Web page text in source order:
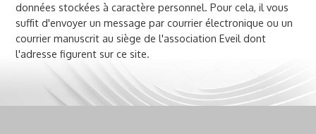
données stockées à caractère personnel. Pour cela, il vous
suffit d'envoyer un message par courrier électronique ou un
courrier manuscrit au siège de l'association Eveil dont
l'adresse figurent sur ce site.